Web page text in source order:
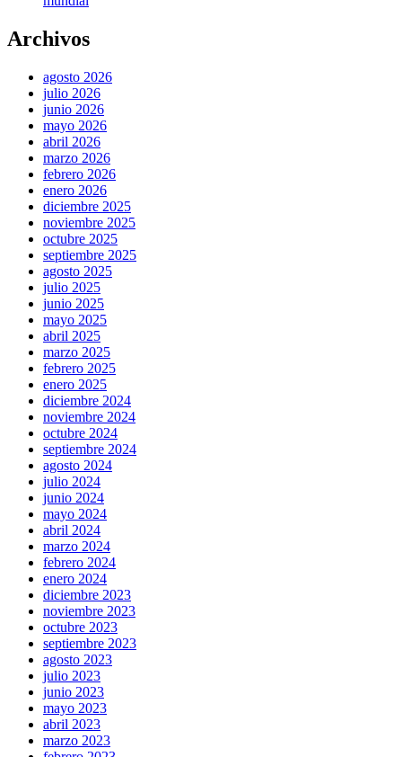
Archivos
agosto 2026
julio 2026
junio 2026
mayo 2026
abril 2026
marzo 2026
febrero 2026
enero 2026
diciembre 2025
noviembre 2025
octubre 2025
septiembre 2025
agosto 2025
julio 2025
junio 2025
mayo 2025
abril 2025
marzo 2025
febrero 2025
enero 2025
diciembre 2024
noviembre 2024
octubre 2024
septiembre 2024
agosto 2024
julio 2024
junio 2024
mayo 2024
abril 2024
marzo 2024
febrero 2024
enero 2024
diciembre 2023
noviembre 2023
octubre 2023
septiembre 2023
agosto 2023
julio 2023
junio 2023
mayo 2023
abril 2023
marzo 2023